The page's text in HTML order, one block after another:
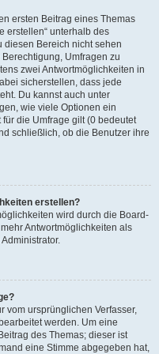
ersten Beitrag eines Themas
erstellen“ unterhalb des
diesen Bereich nicht sehen
Umfragen zu
zwei Antwortmöglichkeiten in
sicherstellen, dass jede
Du kannst auch unter
wie viele Optionen ein
die Umfrage gilt (0 bedeutet
schließlich, ob die Benutzer ihre
erstellen?
wird durch die Board-
Antwortmöglichkeiten als
vom ursprünglichen Verfasser,
werden. Um eine
des Themas; dieser ist
eine Stimme abgegeben hat,